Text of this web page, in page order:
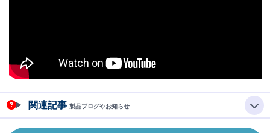
関連記事 製品ブログやお知らせ